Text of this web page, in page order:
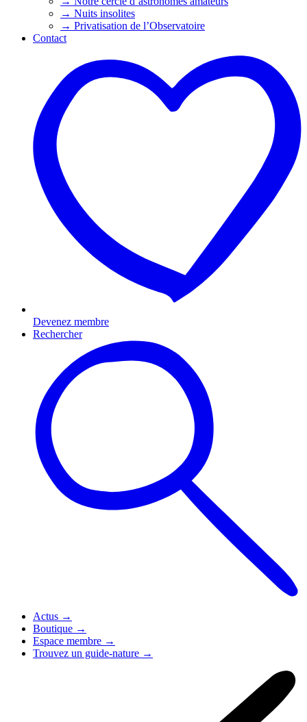
→ Nuits insolites
→ Privatisation de l’Observatoire
Contact
Devenez membre
Rechercher
Actus →
Boutique →
Espace membre →
Trouvez un guide-nature →